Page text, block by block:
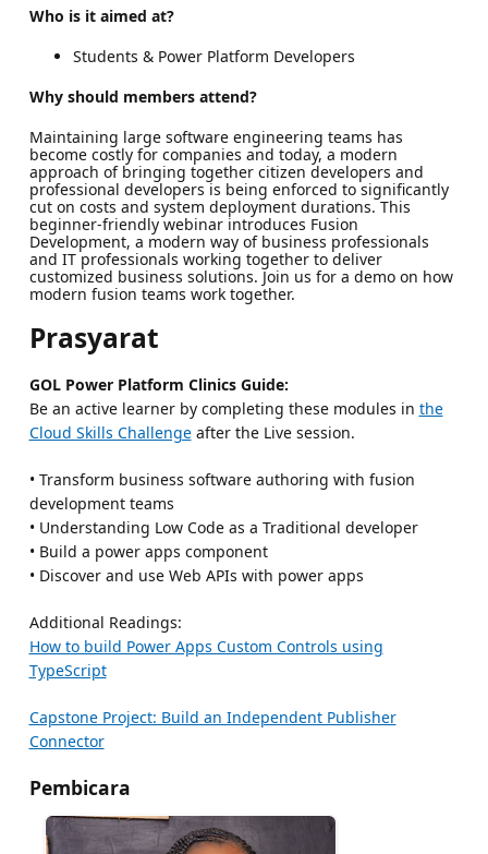
Who is it aimed at?
Students & Power Platform Developers
Why should members attend?
Maintaining large software engineering teams has
become costly for companies and today, a modern
approach of bringing together citizen developers and
professional developers is being enforced to significantly
cut on costs and system deployment durations. This
beginner-friendly webinar introduces Fusion
Development, a modern way of business professionals
and IT professionals working together to deliver
customized business solutions. Join us for a demo on how
modern fusion teams work together.
Prasyarat
GOL Power Platform Clinics Guide:
Be an active learner by completing these modules in the
Cloud Skills Challengeafter the Live session.
• Transform business software authoring with fusion
development teams
• Understanding Low Code as a Traditional developer
• Build a power apps component
• Discover and use Web APIs with power apps
Additional Readings:
How to build Power Apps Custom Controls using
TypeScript
Capstone Project: Build an Independent Publisher
Connector
Pembicara